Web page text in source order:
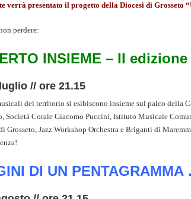
verrà presentato il progetto della Diocesi di Grosseto
perdere:
INSIEME – II edizione
// ore 21.15
del territorio si esibiscono insieme sul palco della
Società Corale Giacomo Puccini, Istituto Musicale
Grosseto, Jazz Workshop Orchestra e Briganti di
DI UN